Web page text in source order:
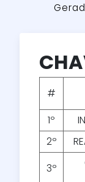
#
1º
2º
3º